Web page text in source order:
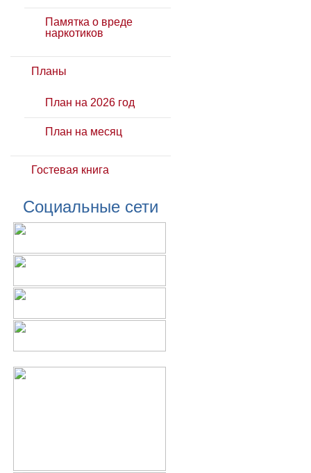
Памятка о вреде
наркотиков
Планы
План на 2026 год
План на месяц
Гостевая книга
Социальные сети